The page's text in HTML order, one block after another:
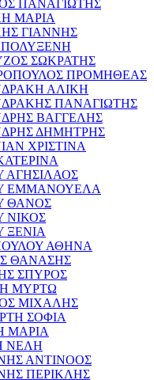
ΠΑΝΑΓΙΩΤΗΣ
ΜΑΡΙΑ
ΓΙΑΝΝΗΣ
ΣΩΚΡΑΤΗΣ
ΠΡΟΜΗΘΕΑΣ
ΑΛΙΚΗ
ΠΑΝΑΓΙΩΤΗΣ
ΒΑΓΓΕΛΗΣ
ΔΗΜΗΤΡΗΣ
ΧΡΙΣΤΙΝΑ
ΑΓΗΣΙΛΑΟΣ
ΕΜΜΑΝΟΥΕΛΑ
ΘΑΝΟΣ
ΝΙΚΟΣ
ΞΕΝΙΑ
ΑΘΗΝΑ
ΘΑΝΑΣΗΣ
ΣΠΥΡΟΣ
ΜΥΡΤΩ
ΜΙΧΑΛΗΣ
ΣΟΦΙΑ
ΜΑΡΙΑ
ΝΕΛΗ
ΑΝΤΙΝΟΟΣ
ΠΕΡΙΚΛΗΣ